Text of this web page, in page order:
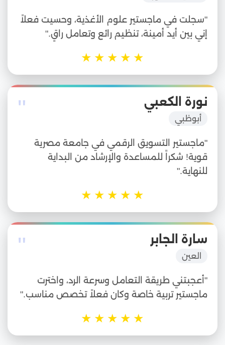
"سجلت في ماجستير علوم الأغذية، وحسيت فعلاً
إني بين أيد أمينة، تنظيم رائع وتعامل راقٍ."
★
★
★
★
★
" نورة الكعبي
أبوظبي
"ماجستير التسويق الرقمي في جامعة مصرية
قوية! شكراً للمساعدة والإرشاد من البداية
للنهاية."
★
★
★
★
★
" سارة الجابر
العين
"أعجبتني طريقة التعامل وسرعة الرد، واخترت
ماجستير تربية خاصة وكان فعلاً تخصص مناسب."
★
★
★
★
★